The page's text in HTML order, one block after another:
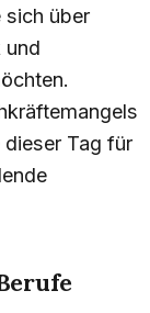
sich über
und
dieser Tag für